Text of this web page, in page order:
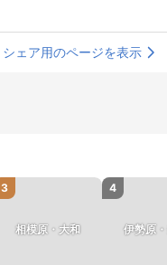
シェア用のページを表示
3
相模原・大和
4
伊勢原